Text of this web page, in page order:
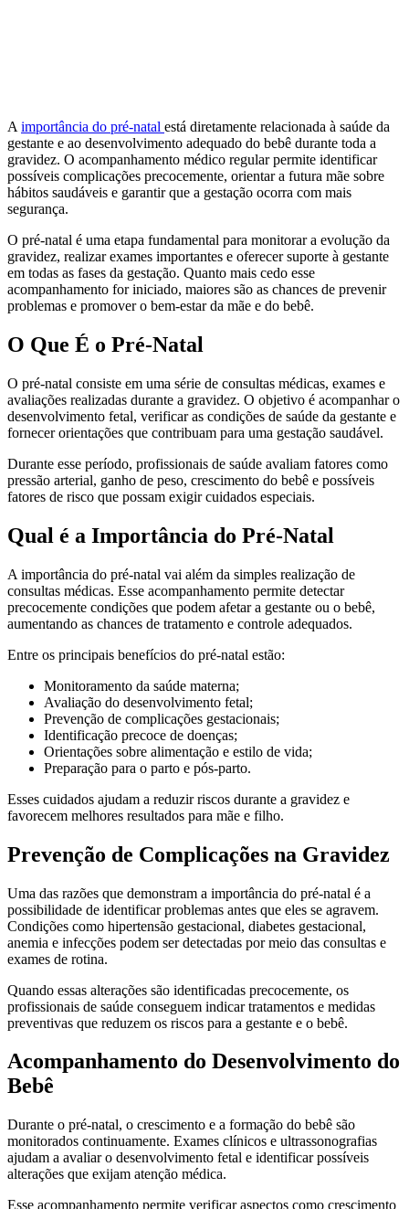
A importância do pré-natal está diretamente relacionada à saúde da
gestante e ao desenvolvimento adequado do bebê durante toda a
gravidez. O acompanhamento médico regular permite identificar
possíveis complicações precocemente, orientar a futura mãe sobre
hábitos saudáveis e garantir que a gestação ocorra com mais
segurança.
O pré-natal é uma etapa fundamental para monitorar a evolução da
gravidez, realizar exames importantes e oferecer suporte à gestante
em todas as fases da gestação. Quanto mais cedo esse
acompanhamento for iniciado, maiores são as chances de prevenir
problemas e promover o bem-estar da mãe e do bebê.
O Que É o Pré-Natal
O pré-natal consiste em uma série de consultas médicas, exames e
avaliações realizadas durante a gravidez. O objetivo é acompanhar o
desenvolvimento fetal, verificar as condições de saúde da gestante e
fornecer orientações que contribuam para uma gestação saudável.
Durante esse período, profissionais de saúde avaliam fatores como
pressão arterial, ganho de peso, crescimento do bebê e possíveis
fatores de risco que possam exigir cuidados especiais.
Qual é a Importância do Pré-Natal
A importância do pré-natal vai além da simples realização de
consultas médicas. Esse acompanhamento permite detectar
precocemente condições que podem afetar a gestante ou o bebê,
aumentando as chances de tratamento e controle adequados.
Entre os principais benefícios do pré-natal estão:
Monitoramento da saúde materna;
Avaliação do desenvolvimento fetal;
Prevenção de complicações gestacionais;
Identificação precoce de doenças;
Orientações sobre alimentação e estilo de vida;
Preparação para o parto e pós-parto.
Esses cuidados ajudam a reduzir riscos durante a gravidez e
favorecem melhores resultados para mãe e filho.
Prevenção de Complicações na Gravidez
Uma das razões que demonstram a importância do pré-natal é a
possibilidade de identificar problemas antes que eles se agravem.
Condições como hipertensão gestacional, diabetes gestacional,
anemia e infecções podem ser detectadas por meio das consultas e
exames de rotina.
Quando essas alterações são identificadas precocemente, os
profissionais de saúde conseguem indicar tratamentos e medidas
preventivas que reduzem os riscos para a gestante e o bebê.
Acompanhamento do Desenvolvimento do
Bebê
Durante o pré-natal, o crescimento e a formação do bebê são
monitorados continuamente. Exames clínicos e ultrassonografias
ajudam a avaliar o desenvolvimento fetal e identificar possíveis
alterações que exijam atenção médica.
Esse acompanhamento permite verificar aspectos como crescimento